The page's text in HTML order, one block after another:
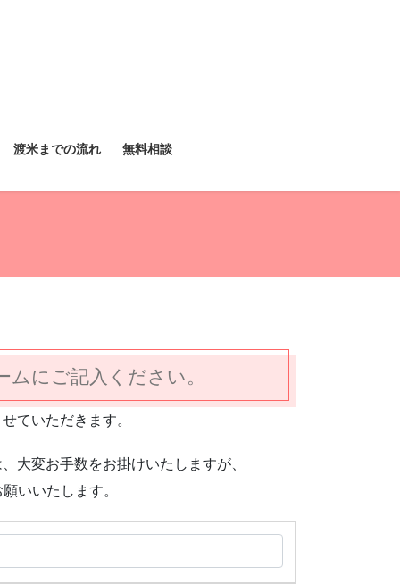
渡米までの流れ 無料相談
にご記入ください。
ていただきます。
大変お手数をお掛けいたしますが、
いいたします。